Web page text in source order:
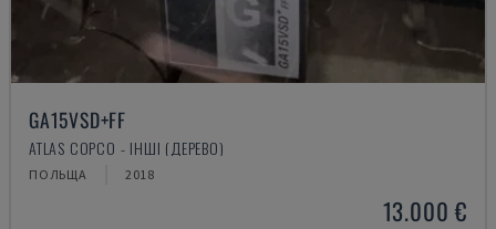
GA15VSD+FF
ATLAS COPCO - ІНШІ (ДЕРЕВО)
ПОЛЬЩА 2018
13.000 €